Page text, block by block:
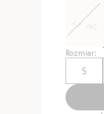
Rozmiar:
S